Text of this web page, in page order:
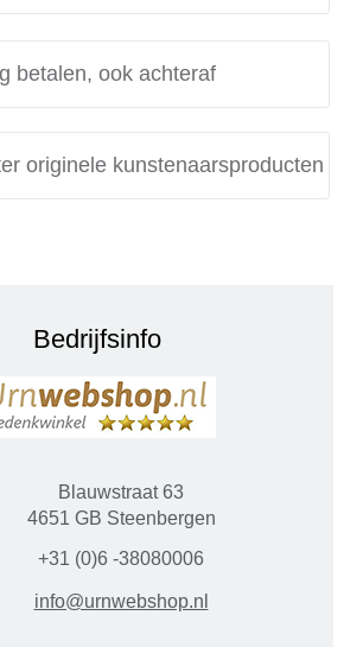
betalen, ook achteraf
originele kunstenaarsproducten
Bedrijfsinfo
Blauwstraat 63
4651 GB Steenbergen
+31 (0)6 -38080006
info@urnwebshop.nl